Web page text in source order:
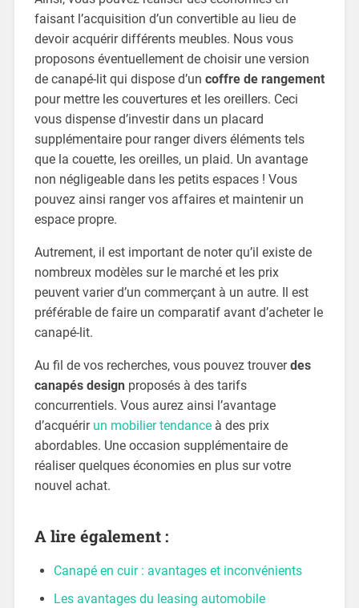
faisant l’acquisition d’un convertible au lieu de
devoir acquérir différents meubles. Nous vous
proposons éventuellement de choisir une version
de canapé-lit qui dispose d’un coffre de rangement
pour mettre les couvertures et les oreillers. Ceci
vous dispense d’investir dans un placard
supplémentaire pour ranger divers éléments tels
que la couette, les oreilles, un plaid. Un avantage
non négligeable dans les petits espaces ! Vous
pouvez ainsi ranger vos affaires et maintenir un
espace propre.
Autrement, il est important de noter qu’il existe de
nombreux modèles sur le marché et les prix
peuvent varier d’un commerçant à un autre. Il est
préférable de faire un comparatif avant d’acheter le
canapé-lit.
Au fil de vos recherches, vous pouvez trouverdes
canapés designproposés à des tarifs
concurrentiels. Vous aurez ainsi l’avantage
d’acquérir un mobilier tendanceà des prix
abordables. Une occasion supplémentaire de
réaliser quelques économies en plus sur votre
nouvel achat.
A lire également :
Canapé en cuir : avantages et inconvénients
Les avantages du leasing automobile